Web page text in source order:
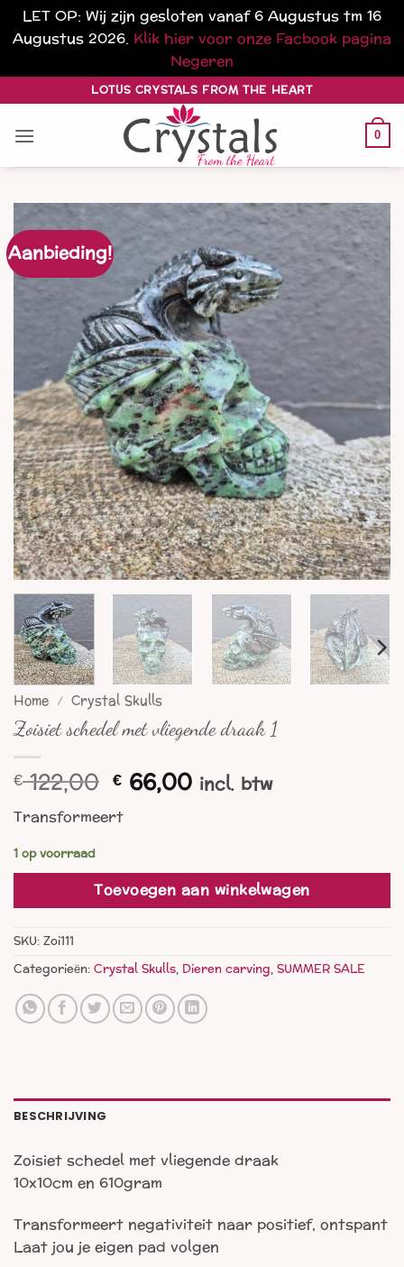
LET OP: Wij zijn gesloten vanaf 6 Augustus tm 16
Augustus 2026. Klik hier voor onze Facbook pagina
Negeren
naar
inhoud
LOTUS CRYSTALS FROM THE HEART
0
Aanbieding!
Home / Crystal Skulls
Zoisiet schedel met vliegende draak 1
€122,00 Oorspronkelijke
prijs
was:
€ 66,00Huidige
prijs
incl. btw
Transformeert
1 op voorraad
Toevoegen aan winkelwagen
SKU:Zoi111
Categorieën:Crystal Skulls, Dieren carving,SUMMER SALE
BESCHRIJVING
Zoisiet schedel met vliegende draak
10x10cm en 610gram
Transformeert negativiteit naar positief, ontspant
Laat jou je eigen pad volgen